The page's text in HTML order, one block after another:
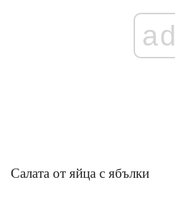
ad
Салата от яйца с ябълки